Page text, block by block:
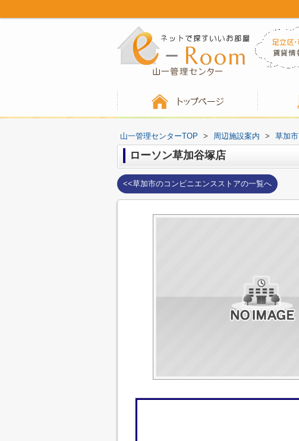
山一管理センターTOP > 周辺施設案内 > 草加市
ローソン草加谷塚店
<<草加市のコンビニエンスストアの一覧へ